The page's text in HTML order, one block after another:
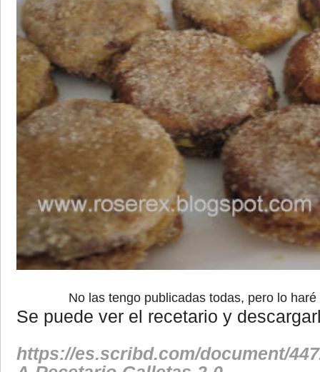
No las tengo publicadas todas, pero lo
Se puede ver el recetario y
https://es.scribd.com/document/